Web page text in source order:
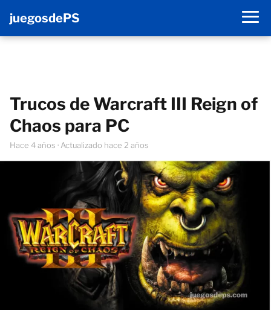
juegosdePS
Trucos de Warcraft III Reign of
Chaos para PC
hace 4 años · Actualizado hace 2 años